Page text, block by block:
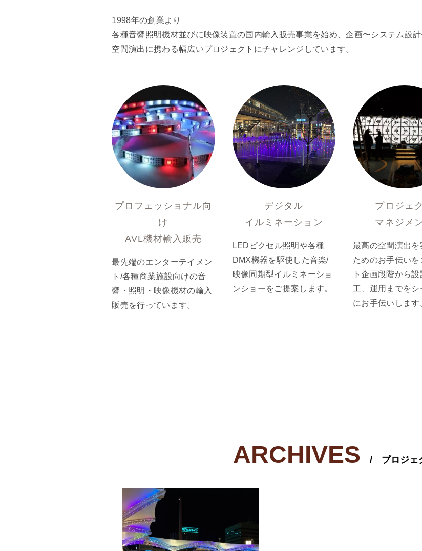
1998年の創業より
各種音響照明機材並びに映像装置の国内輸入販売事業を始め、企画〜システム設
空間演出に携わる幅広いプロジェクトにチャレンジしています。
プロフェッショナル向
け
AVL機材輸入販売
最先端のエンターテイメン
ト/各種商業施設向けの音
響・照明・映像機材の輸入
販売を行っています。
デジタル
イルミネーション
LEDピクセル照明や各種
DMX機器を駆使した音楽/
映像同期型イルミネーショ
ンショーをご提案します。
プロジェ
マネジメ
最高の空間演出を
ためのお手伝いを
ト企画段階から
工、運用までをシ
にお手伝いします
ARCHIVES / プロジェ